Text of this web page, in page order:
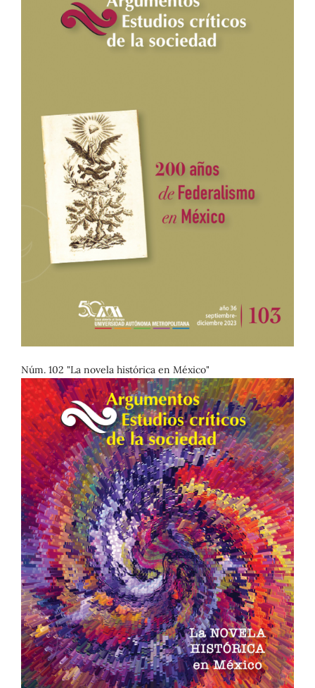
Núm. 102 "La novela histórica en México"